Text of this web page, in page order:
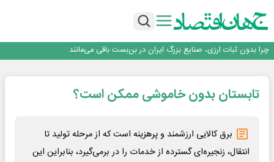
روزنامه ۱۷ مرداد
چرا بدون ثبات ارزی، صنایع بزرگ ایران در بن‌بست باقی می‌مانند
روزنامه ۱۷ مرداد
افزایش قیمت بلیت اتوبوس فصلی شد؟
تابستان بدون خاموشی ممکن است؟
برق کالایی ارزشمند و پرهزینه است که از مرحله تولید تا
انتقال، زنجیره‌ای گسترده از خدمات را در برمی‌گیرد، بنابراین این